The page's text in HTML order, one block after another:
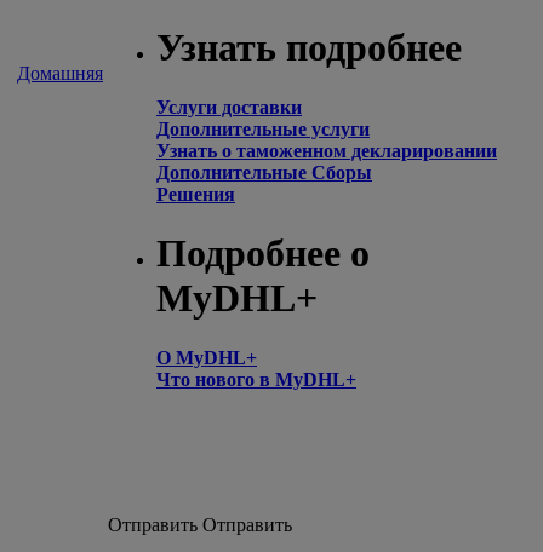
Домашняя
Узнать подробнее
Услуги доставки
Дополнительные услуги
Узнать о таможенном декларировании
Дополнительные Сборы
Решения
Подробнее о
MyDHL+
О MyDHL+
Что нового в MyDHL+
Отправить Отправить